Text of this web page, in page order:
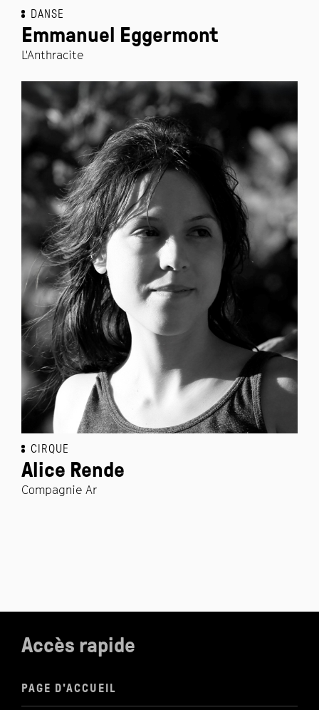
DANSE
Emmanuel Eggermont
L'Anthracite
CIRQUE
Alice Rende
Compagnie Ar
Accès rapide
PAGE D'ACCUEIL